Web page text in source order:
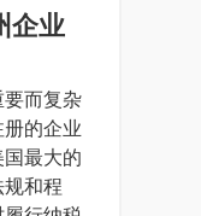
企业
而复杂
的企业
最大的
和程